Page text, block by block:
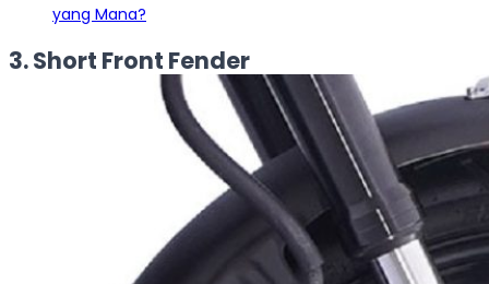
yang Mana?
3. Short Front Fender